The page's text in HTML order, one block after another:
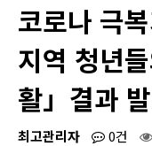
코로나 극
지역 청년
활」결과
최고관리자 0건